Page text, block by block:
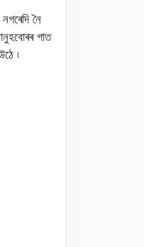
নৈ
গাত
৷